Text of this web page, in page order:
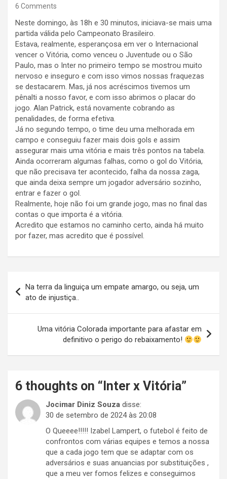
6 Comments
Neste domingo, às 18h e 30 minutos, iniciava-se mais uma
partida válida pelo Campeonato Brasileiro.
Estava, realmente, esperançosa em ver o Internacional
vencer o Vitória, como venceu o Juventude ou o São
Paulo, mas o Inter no primeiro tempo se mostrou muito
nervoso e inseguro e com isso vimos nossas fraquezas
se destacarem. Mas, já nos acréscimos tivemos um
pênalti a nosso favor, e com isso abrimos o placar do
jogo. Alan Patrick, está novamente cobrando as
penalidades, de forma efetiva.
Já no segundo tempo, o time deu uma melhorada em
campo e conseguiu fazer mais dois gols e assim
assegurar mais uma vitória e mais três pontos na tabela.
Ainda ocorreram algumas falhas, como o gol do Vitória,
que não precisava ter acontecido, falha da nossa zaga,
que ainda deixa sempre um jogador adversário sozinho,
entrar e fazer o gol.
Realmente, hoje não foi um grande jogo, mas no final das
contas o que importa é a vitória.
Acredito que estamos no caminho certo, ainda há muito
por fazer, mas acredito que é possível.
de
Post
Na terra da linguiça um empate amargo, ou seja, um
ato de injustiça..
Uma vitória Colorada importante para afastar em
definitivo o perigo do rebaixamento!
6 thoughts on “ Inter x Vitória”
Jocimar Diniz Souza disse:
30 de setembro de 2024 às 20:08
O Queeee!!!!! Izabel Lampert, o futebol é feito de
confrontos com várias equipes e temos a nossa
que a cada jogo tem que se adaptar com os
adversários e suas anuancias por substituições ,
que a meu ver fomos felizes e conseguimos